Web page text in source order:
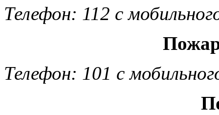
Телефон: 112 с
Телефон: 101 с